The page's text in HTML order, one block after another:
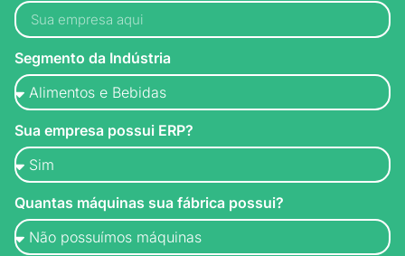
Segmento da Indústria
Sua empresa possui ERP?
Quantas máquinas sua fábrica possui?